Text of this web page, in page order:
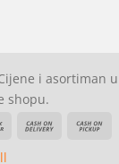
i asortiman
shopu.
Bank
Cash